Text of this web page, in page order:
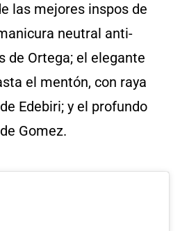
las mejores inspos de
neutral anti-
de Ortega; el elegante
el mentón, con raya
Edebiri; y el profundo
Gomez.